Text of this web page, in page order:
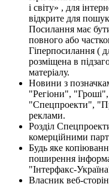
і світу» , для
відкрите для
Посилання має
повного або
Гіперпосилання (
розміщена в
матеріалу.
Новини з
"Регіони",
"Спецпроекти",
реклами.
Розділ
комерційними
Будь яке
поширення
"Інтерфакс-
Власник веб-